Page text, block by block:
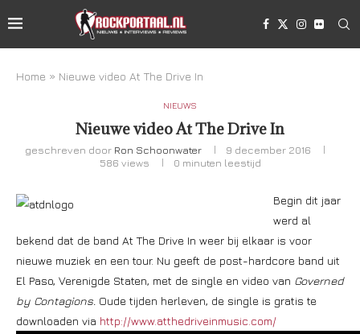
Home » Nieuwe video At The Drive In
NIEUWS
Nieuwe video At The Drive In
geschreven door Ron Schoonwater
9 december 2016
586 views 0 minuten leestijd
Begin dit jaar
werd al
bekend dat de band At The Drive In weer bij elkaar is voor
nieuwe muziek en een tour. Nu geeft de post-hardcore band uit
El Paso, Verenigde Staten, met de single en video van Governed
by Contagions. Oude tijden herleven, de single is gratis te
downloaden via http://www.atthedriveinmusic.com/